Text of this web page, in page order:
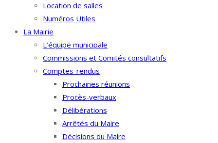
Location de salles
Numéros Utiles
La Mairie
L’équipe municipale
Commissions et Comités consultatifs
Comptes-rendus
Prochaines réunions
Procès-verbaux
Délibérations
Arrêtés du Maire
Décisions du Maire